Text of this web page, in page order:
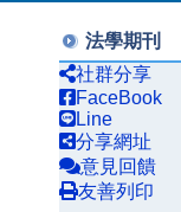
法學期刊
社群分享
FaceBook
Line
分享網址
意見回饋
友善列印